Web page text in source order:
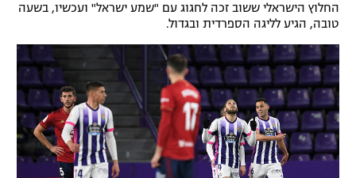
החלוץ הישראלי ששוב זכה לחגוג עם "שמע ישראל" ועכשיו, בשעה
טובה, הגיע לליגה הספרדית ובגדול.